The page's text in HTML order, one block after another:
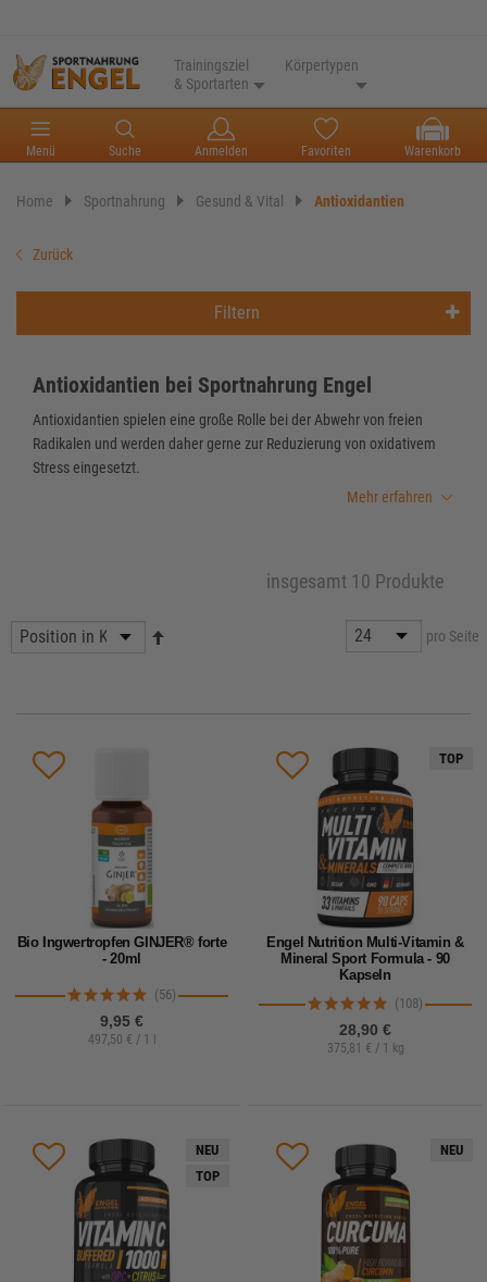
Trainingsziel
& Sportarten
Körpertypen
Menü Suche Anmelden Favoriten Warenkorb
Home Sportnahrung Gesund & Vital Antioxidantien
Zurück
Filtern
Antioxidantien bei Sportnahrung Engel
Antioxidantien spielen eine große Rolle bei der Abwehr von freien
Radikalen und werden daher gerne zur Reduzierung von oxidativem
Stress eingesetzt.
Mehr erfahren
insgesamt 10 Produkte
pro Seite
Bio Ingwertropfen GINJER® forte
- 20ml
(56)
9,95 €
497,50 € / 1 l
TOP
Engel Nutrition Multi-Vitamin &
Mineral Sport Formula - 90
Kapseln
(108)
28,90 €
375,81 € / 1 kg
NEU
TOP
NEU